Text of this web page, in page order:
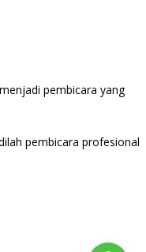
pembicara yang
pembicara profesional